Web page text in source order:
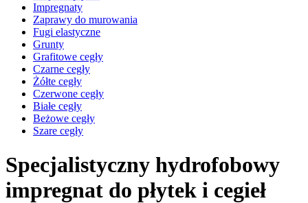
Impregnaty
Zaprawy do murowania
Fugi elastyczne
Grunty
Grafitowe cegły
Czarne cegły
Żółte cegły
Czerwone cegły
Białe cegły
Beżowe cegły
Szare cegły
Specjalistyczny hydrofobowy
impregnat do płytek i cegieł